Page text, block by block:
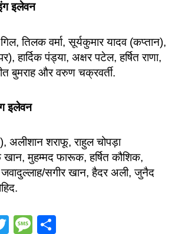
इलेवन
तिलक वर्मा, सूर्यकुमार यादव (कप्तान),
हार्दिक पंड्या, अक्षर पटेल, हर्षित राणा,
बुमराह और वरुण चक्रवर्ती.
इलेवन
अलीशान शराफू, राहुल चोपड़ा
मुहम्मद फारूक, हर्षित कौशिक,
जवादुल्लाह/सगीर खान, हैदर अली, जुनैद
TwitterMessage